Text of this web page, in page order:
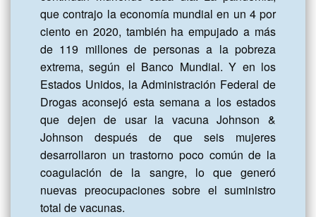
que contrajo la economía mundial en un 4 por
ciento en 2020, también ha empujado a más
de 119 millones de personas a la pobreza
extrema, según el Banco Mundial. Y en los
Estados Unidos, la Administración Federal de
Drogas aconsejó esta semana a los estados
que dejen de usar la vacuna Johnson &
Johnson después de que seis mujeres
desarrollaron un trastorno poco común de la
coagulación de la sangre, lo que generó
nuevas preocupaciones sobre el suministro
total de vacunas.